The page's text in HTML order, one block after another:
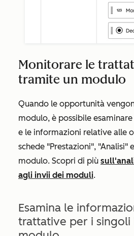
Monitorare le
tramite un modulo
Quando le opportunità
modulo, è possibile
e le informazioni relative alle
schede "Prestazioni", "Analisi" e
modulo. Scopri di più
agli invii dei moduli.
Esamina le
trattative per i singoli